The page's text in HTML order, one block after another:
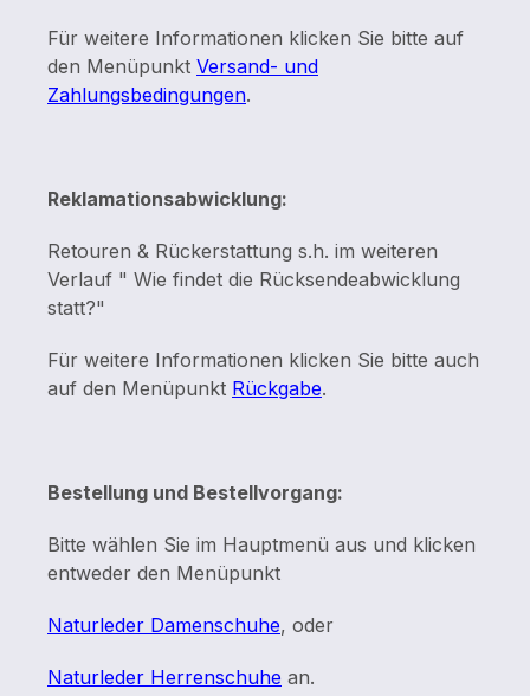
Für weitere Informationen klicken Sie bitte auf
den Menüpunkt Versand- und
Zahlungsbedingungen.
Reklamationsabwicklung:
Retouren & Rückerstattung s.h. im weiteren
Verlauf " Wie findet die Rücksendeabwicklung
statt?"
Für weitere Informationen klicken Sie bitte auch
auf den Menüpunkt Rückgabe.
Bestellung und Bestellvorgang:
Bitte wählen Sie im Hauptmenü aus und klicken
entweder den Menüpunkt
Naturleder Damenschuhe, oder
Naturleder Herrenschuhe an.